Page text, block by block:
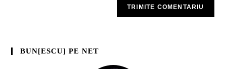
BUN[ESCU] PE NET